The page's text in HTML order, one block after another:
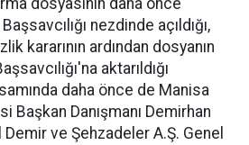
dosyasının daha önce
nezdinde açıldığı,
kararının ardından dosyanın
aktarıldığı
daha önce de Manisa
Başkan Danışmanı Demirhan
ve Şehzadeler A.Ş. Genel